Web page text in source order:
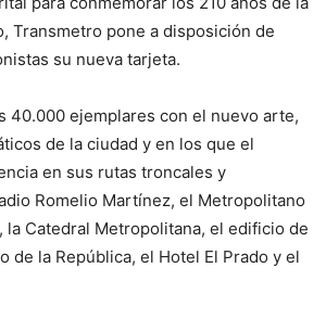
Transmetro pone a disposición de
su nueva tarjeta.
40.000 ejemplares con el nuevo arte,
de la ciudad y en los que el
en sus rutas troncales y
Romelio Martínez, el Metropolitano
la Catedral Metropolitana, el edificio de
de la República, el Hotel El Prado y el